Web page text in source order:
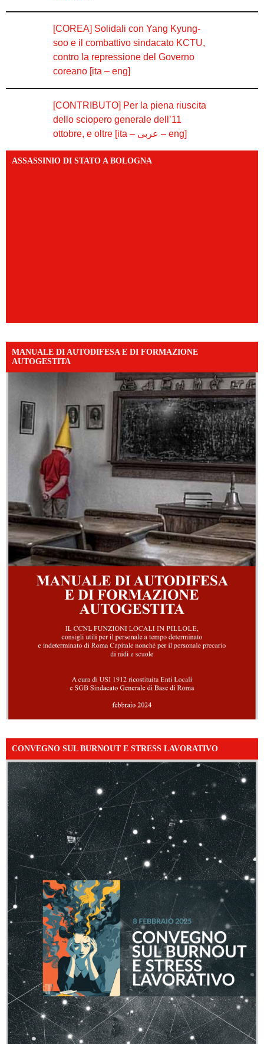
[COREA] Solidali con Yang Kyung-
soo e il combattivo sindacato KCTU,
contro la repressione del Governo
coreano [ita – eng]
[CONTRIBUTO] Per la piena riuscita
dello sciopero generale dell’11
ottobre, e oltre [ita – عربى – eng]
ASSASSINIO DI STATO A BOLOGNA
MANUALE DI AUTODIFESA E DI FORMAZIONE
AUTOGESTITA
CONVEGNO SUL BURNOUT E STRESS LAVORATIVO